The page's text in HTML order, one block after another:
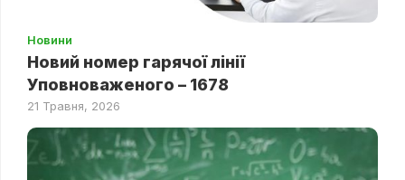
Новини
Новий номер гарячої лінії
Уповноваженого – 1678
21 Травня, 2026